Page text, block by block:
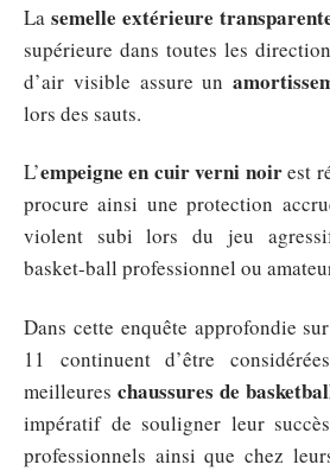
La semelle extérieure
supérieure dans toutes les
d’air visible assure un
lors des sauts.
L’empeigne en cuir verni noirest
procure ainsi une protection
violent subi lors du jeu
basket-ball professionnel ou
Dans cette enquête approfondie
11 continuent d’être
meilleureschaussures de
impératif de souligner leur
professionnels ainsi que chez